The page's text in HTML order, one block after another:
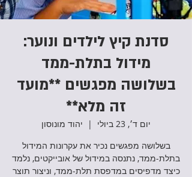
סדנת קיץ לילדים ונוער:
מידול בתלת-ממד
בשלושה מפגשים **מועד
זה מלא**
יום ד׳, 23 ביולי
  |
יהוד מונוסון
בשלושה מפגשים נכיר את עקרונות המידול
בתלת-ממד, נתנסה במידול של אובייקטים, נלמד
כיצד מדפיסים במדפסת תלת-ממד, וניצור תוצר